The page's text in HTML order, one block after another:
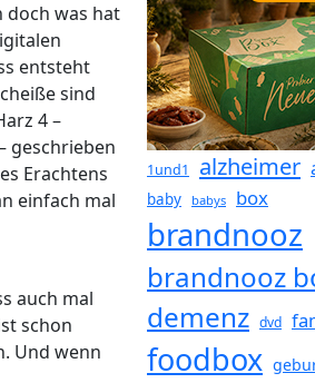
doch was hat
entsteht
sind
4 –
geschrieben
Erachtens
einfach mal
auch mal
schon
Und wenn
1und1 alzheimer
baby babys box
brandnooz
brandnooz
demenz dvd
foodbox